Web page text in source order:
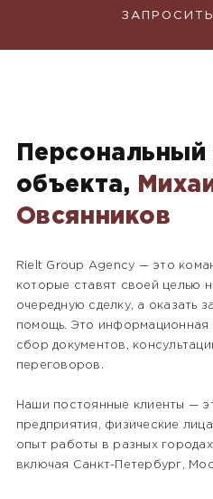
объекта,
Овсянников
Rielt Group Agency — это
которые ставят своей целью
очередную сделку, а оказать
помощь. Это информационная
сбор документов,
переговоров.
Наши постоянные клиенты —
предприятия, физические
опыт работы в разных
включая Санкт-Петербург,